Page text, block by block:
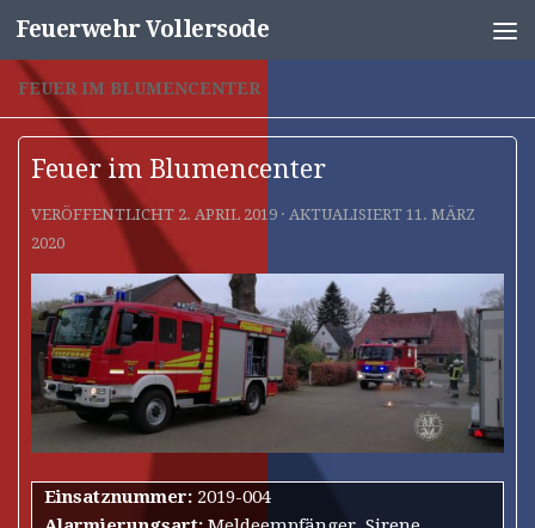
Unter dem Inhalt
Feuerwehr Vollersode
FEUER IM BLUMENCENTER
Feuer im Blumencenter
VERÖFFENTLICHT 2. APRIL 2019 · AKTUALISIERT 11. MÄRZ
2020
Einsatznummer: 2019-004